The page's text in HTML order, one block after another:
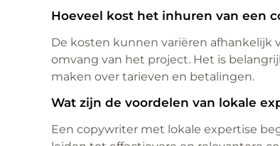
Hoeveel kost het inhuren van een
De kosten kunnen variëren afhankelijk
omvang van het project. Het is
maken over tarieven en betalingen.
Wat zijn de voordelen van lokale
Een copywriter met lokale expertise